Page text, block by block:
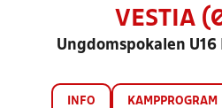
VESTIA
Ungdomspokalen
INFO KAMPPROGRAM